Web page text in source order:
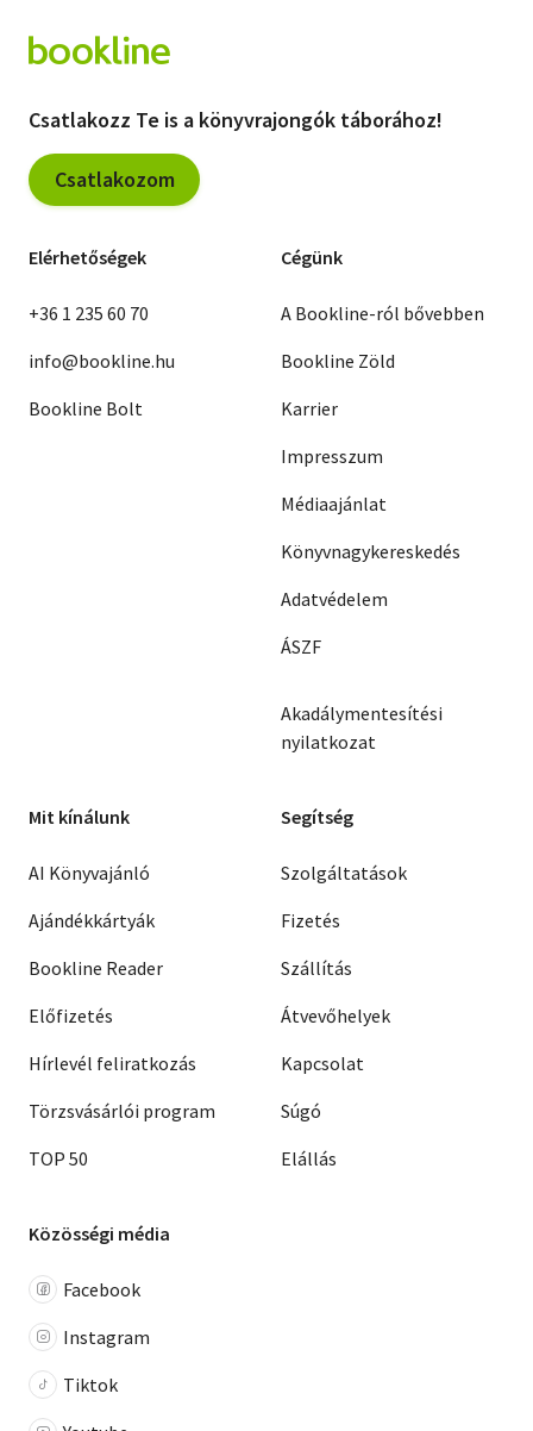
Csatlakozz Te is a könyvrajongók táborához!
Csatlakozom
Elérhetőségek
+36 1 235 60 70
info@bookline.hu
Bookline Bolt
Cégünk
A Bookline-ról bővebben
Bookline Zöld
Karrier
Impresszum
Médiaajánlat
Könyvnagykereskedés
Adatvédelem
ÁSZF
Akadálymentesítési
nyilatkozat
Mit kínálunk
AI Könyvajánló
Ajándékkártyák
Bookline Reader
Előfizetés
Hírlevél feliratkozás
Törzsvásárlói program
TOP 50
Segítség
Szolgáltatások
Fizetés
Szállítás
Átvevőhelyek
Kapcsolat
Súgó
Elállás
Közösségi média
Facebook
Instagram
Tiktok